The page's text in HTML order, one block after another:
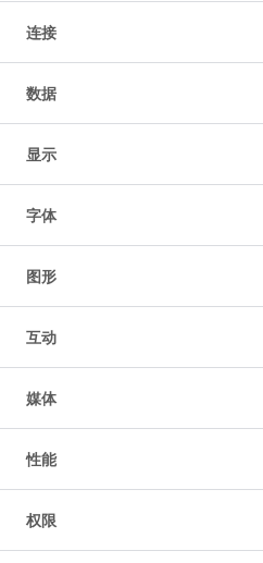
连接
数据
显示
字体
图形
互动
媒体
性能
权限
Android 代码库
要求
下载
出厂映像